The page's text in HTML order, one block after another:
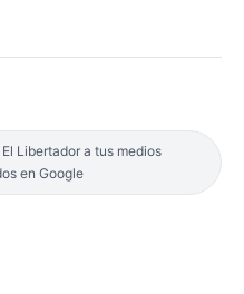
Libertador a tus medios
en Google